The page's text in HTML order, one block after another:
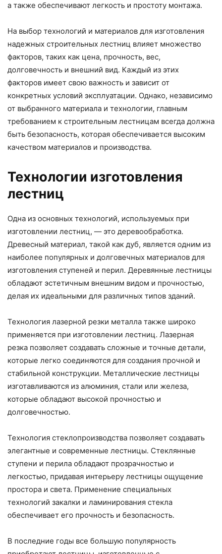
а также обеспечивают легкость и простоту монтажа.
На выбор технологий и материалов для изготовления
надежных строительных лестниц влияет множество
факторов, таких как цена, прочность, вес,
долговечность и внешний вид. Каждый из этих
факторов имеет свою важность и зависит от
конкретных условий эксплуатации. Однако, независимо
от выбранного материала и технологии, главным
требованием к строительным лестницам всегда должна
быть безопасность, которая обеспечивается высоким
качеством материалов и производства.
Технологии изготовления
лестниц
Одна из основных технологий, используемых при
изготовлении лестниц, — это деревообработка.
Древесный материал, такой как дуб, является одним из
наиболее популярных и долговечных материалов для
изготовления ступеней и перил. Деревянные лестницы
обладают эстетичным внешним видом и прочностью,
делая их идеальными для различных типов зданий.
Технология лазерной резки металла также широко
применяется при изготовлении лестниц. Лазерная
резка позволяет создавать сложные и точные детали,
которые легко соединяются для создания прочной и
стабильной конструкции. Металлические лестницы
изготавливаются из алюминия, стали или железа,
которые обладают высокой прочностью и
долговечностью.
Технология стеклопроизводства позволяет создавать
элегантные и современные лестницы. Стеклянные
ступени и перила обладают прозрачностью и
легкостью, придавая интерьеру лестницы ощущение
простора и света. Применение специальных
технологий закалки и ламинирования стекла
обеспечивает его прочность и безопасность.
В последние годы все большую популярность